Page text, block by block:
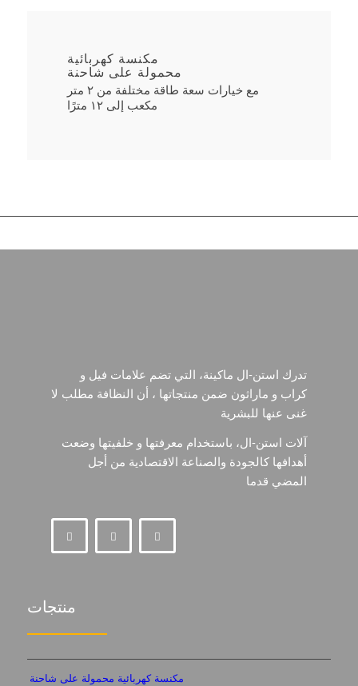
مكنسة كهربائية
محمولة على شاحنة
مع خيارات سعة طاقة مختلفة من ٢ متر
مكعب إلى ١٢ مترًا
تدرك استن-ال ماكينة، التي تضم علامات فيل و
كراب و ماراثون ضمن منتجاتها ، أن النظافة مطلب لا
غنى عنها للبشرية
آلات استن-ال، باستخدام معرفتها و خلفيتها وضعت
أهدافها كالجودة والصناعة الاقتصادية من أجل
المضي قدما
منتجات
مكنسة كهربائية محمولة على شاحنة